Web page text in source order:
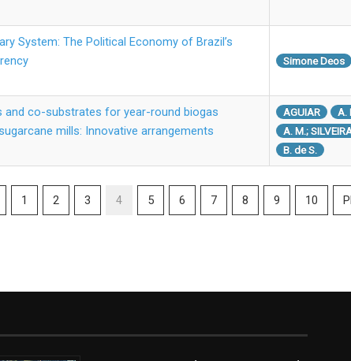
System: The Political Economy of Brazil’s
Simone Deos
and co-substrates for year-round biogas
mills: Innovative arrangements
AGUIAR A.
A. M.;
B. de S.
1 2 3 4 5 6 7 8 9 10